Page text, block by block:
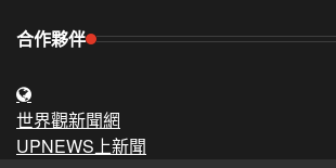
合作夥伴
世界觀新聞網
UPNEWS上新聞